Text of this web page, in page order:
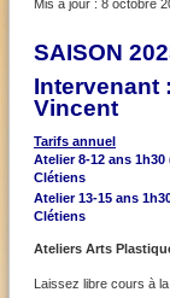
Mis à jour : 8 octobre
SAISON
Intervenant
Vincent
Tarifs annuel
Atelier 8-12 ans 1h30
Clétiens
Atelier 13-15 ans
Clétiens
Ateliers Arts
Laissez libre cours à